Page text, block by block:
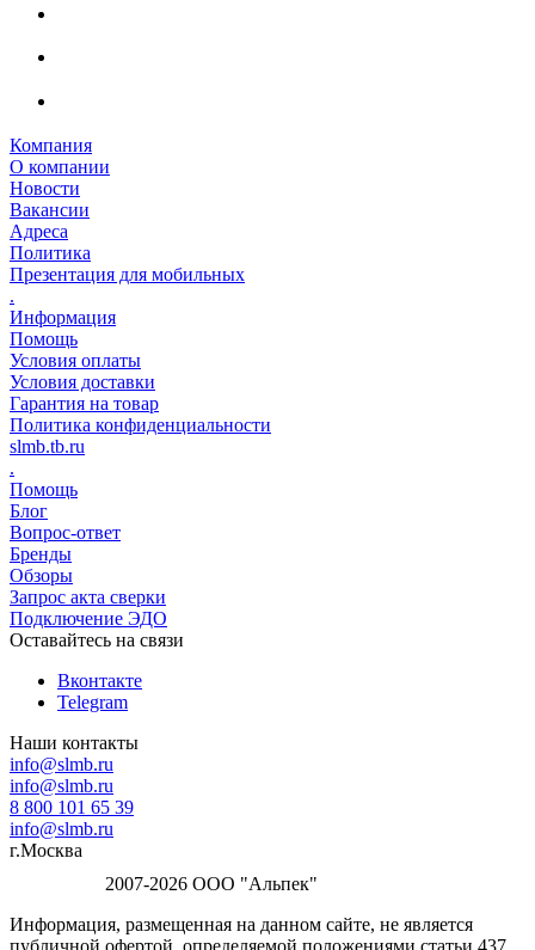
Компания
О компании
Новости
Вакансии
Адреса
Политика
Презентация для мобильных
.
Информация
Помощь
Условия оплаты
Условия доставки
Гарантия на товар
Политика конфиденциальности
slmb.tb.ru
.
Помощь
Блог
Вопрос-ответ
Бренды
Обзоры
Запрос акта сверки
Подключение ЭДО
Оставайтесь на связи
Вконтакте
Telegram
Наши контакты
info@slmb.ru
info@slmb.ru
8 800 101 65 39
info@slmb.ru
г.Москва
2007-2026 ООО "Альпек"
Информация, размещенная на данном сайте, не является
публичной офертой, определяемой положениями статьи 437